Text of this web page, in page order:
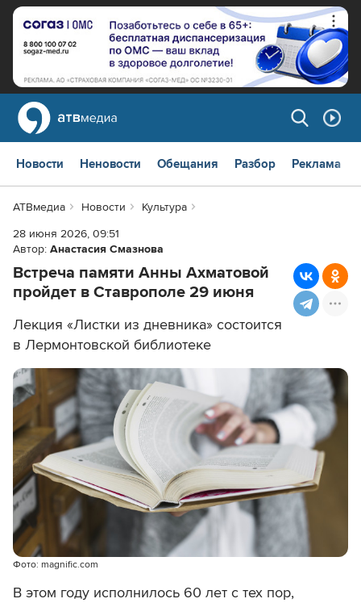
Новости Неновости Обещания Разбор Реклама
АТВмедиа Новости
Культура
28 июня 2026, 09:51
Автор: Анастасия Смазнова
Встреча памяти Анны Ахматовой
пройдет в Ставрополе 29 июня
Лекция «Листки из дневника» состоится
в Лермонтовской библиотеке
Фото: magnific.com
В этом году исполнилось 60 лет с тех пор,